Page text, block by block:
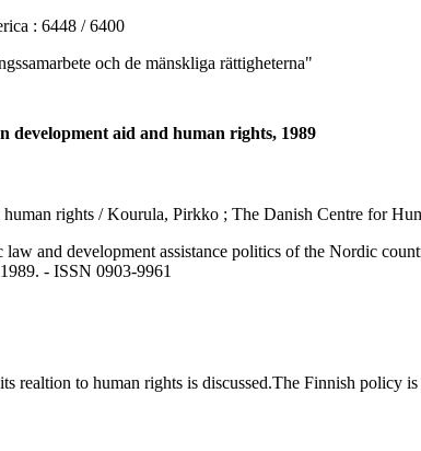
: 6448 / 6400
och de mänskliga rättigheterna"
aid and human rights, 1989
rights / Kourula, Pirkko ; The Danish Centre for
and development assistance politics of the Nordic
- ISSN 0903-9961
to human rights is discussed.The Finnish policy